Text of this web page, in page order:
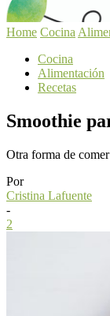
Home Cocina
Cocina
Alimentación
Recetas
Smoothie
Otra forma de
Por
Cristina Lafuente
-
2